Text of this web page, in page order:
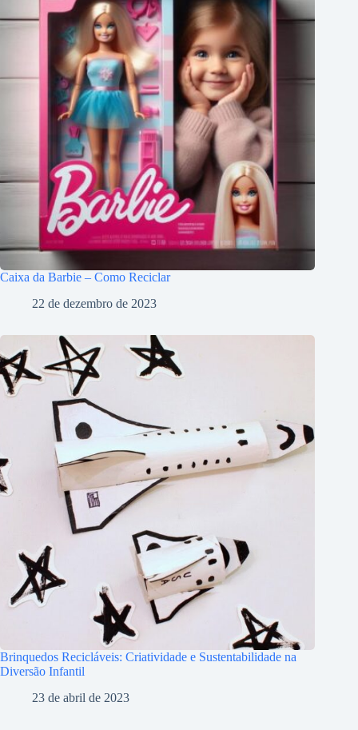
Caixa da Barbie – Como Reciclar
22 de dezembro de 2023
Brinquedos Recicláveis: Criatividade e Sustentabilidade na
Diversão Infantil
23 de abril de 2023